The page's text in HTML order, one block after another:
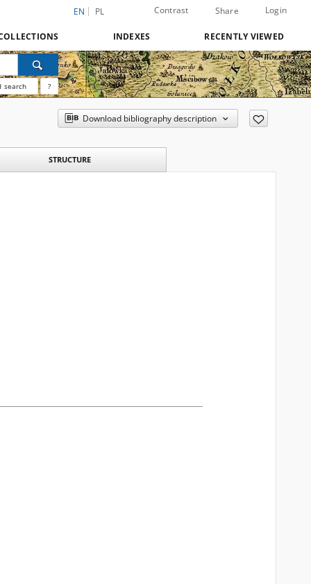
EN PL Contrast Share Login
INDEXES RECENTLY VIEWED
search ?
Download bibliography description
STRUCTURE